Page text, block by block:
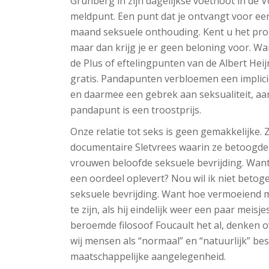
meldpunt. Een punt dat je ontvangt voor
maand seksuele onthouding. Kent u het
maar dan krijg je er geen beloning voor.
de Plus of eftelingpunten van de Albert
gratis. Pandapunten verbloemen een
en daarmee een gebrek aan seksualiteit,
pandapunt is een troostprijs.
Onze relatie tot seks is geen gemakkelijke.
documentaire Sletvrees waarin ze
vrouwen beloofde seksuele bevrijding.
een oordeel oplevert? Nou wil ik niet
seksuele bevrijding. Want hoe vermoeiend
te zijn, als hij eindelijk weer een paar
beroemde filosoof Foucault het al, denken
wij mensen als “normaal” en “natuurlijk”
maatschappelijke aangelegenheid.